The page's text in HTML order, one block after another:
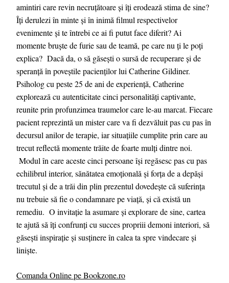
amintiri care revin necruțătoare și îți erodează stima de sine?
Îți derulezi în minte și în inimă filmul respectivelor
evenimente și te întrebi ce ai fi putut face diferit? Ai
momente bruște de furie sau de teamă, pe care nu ți le poți
explica? Dacă da, o să găsești o sursă de recuperare și de
speranță în poveștile pacienților lui Catherine Gildiner.
Psiholog cu peste 25 de ani de experiență, Catherine
explorează cu autenticitate cinci personalități captivante,
reunite prin profunzimea traumelor care le-au marcat. Fiecare
pacient reprezintă un mister care va fi dezvăluit pas cu pas în
decursul anilor de terapie, iar situațiile cumplite prin care au
trecut reflectă momente trăite de foarte mulți dintre noi.
Modul în care aceste cinci persoane își regăsesc pas cu pas
echilibrul interior, sănătatea emoțională și forța de a depăși
trecutul și de a trăi din plin prezentul dovedește că suferința
nu trebuie să fie o condamnare pe viață, și că există un
remediu. O invitație la asumare și explorare de sine, cartea
te ajută să îți confrunți cu succes propriii demoni interiori, să
găsești inspirație și susținere în calea ta spre vindecare și
liniște.
Comanda Online pe Bookzone.ro